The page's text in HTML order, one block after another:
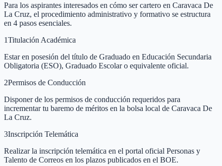
Para los aspirantes interesados en cómo ser cartero en Caravaca De
La Cruz, el procedimiento administrativo y formativo se estructura
en 4 pasos esenciales.
1Titulación Académica
Estar en posesión del título de Graduado en Educación Secundaria
Obligatoria (ESO), Graduado Escolar o equivalente oficial.
2Permisos de Conducción
Disponer de los permisos de conducción requeridos para
incrementar tu baremo de méritos en la bolsa local de Caravaca De
La Cruz.
3Inscripción Telemática
Realizar la inscripción telemática en el portal oficial Personas y
Talento de Correos en los plazos publicados en el BOE.